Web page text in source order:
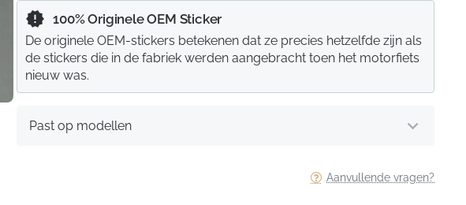
Aanvullende vragen?
Past op modellen
100% Originele OEM Sticker
De originele OEM-stickers betekenen dat ze precies hetzelfde zijn als
de stickers die in de fabriek werden aangebracht toen het motorfiets
nieuw was.